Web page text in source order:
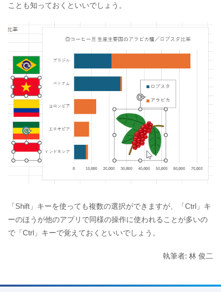
ことも知っておくといいでしょう。
「Shift」キーを使っても複数の選択ができますが、「Ctrl」キ
ーのほうが他のアプリで同様の操作に使われることが多いの
で「Ctrl」キーで覚えておくといいでしょう。
執筆者: 林 俊二